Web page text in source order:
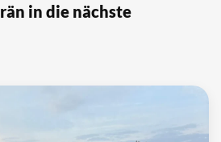
in die nächste